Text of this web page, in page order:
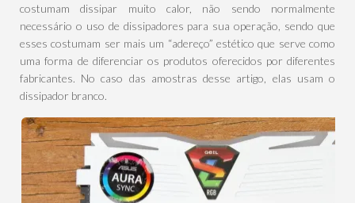
costumam dissipar muito calor, não sendo normalmente
necessário o uso de dissipadores para sua operação, sendo que
esses costumam ser mais um “adereço” estético que serve como
uma forma de diferenciar os produtos oferecidos por diferentes
fabricantes. No caso das amostras desse artigo, elas usam o
dissipador branco.